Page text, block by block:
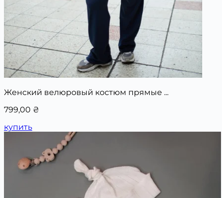
Женский велюровый костюм прямые ...
799,00 ₴
купить